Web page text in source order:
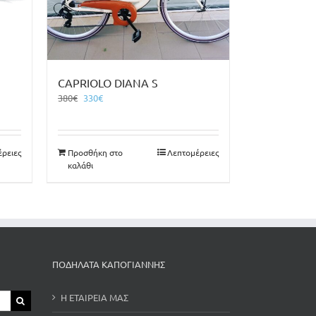
CAPRIOLO DIANA S
380€ Original
380€.
330€Η
είναι:
330€.
Προσθήκη στο
καλάθι
Λεπτομέρειες
ΠΟΔΗΛΑΤΑ ΚΑΠΟΓΙΑΝΝΗΣ
Η ΕΤΑΙΡΕΙΑ ΜΑΣ